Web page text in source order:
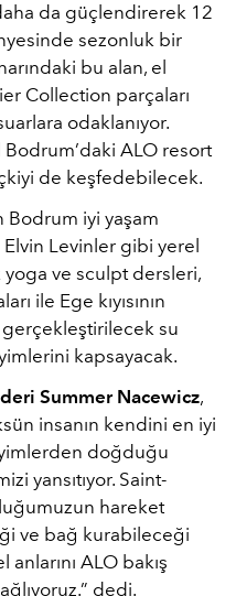
da güçlendirerek 12
sezonluk bir
bu alan, el
Collection parçaları
odaklanıyor.
ALO resort
de keşfedebilecek.
Bodrum iyi yaşam
Levinler gibi yerel
ve sculpt dersleri,
ile Ege kıyısının
su
kapsayacak.
Summer Nacewicz,
insanın kendini en iyi
doğduğu
yansıtıyor. Saint-
hareket
ve bağ kurabileceği
anlarını ALO bakış
dedi.